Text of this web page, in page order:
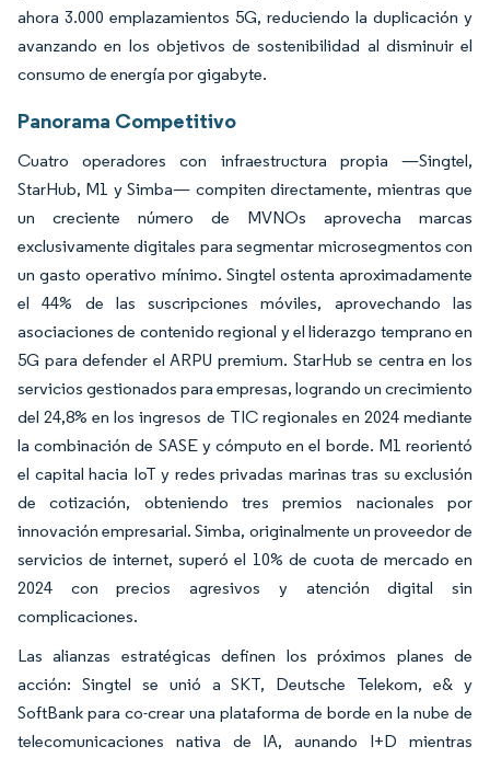
ahora 3.000 emplazamientos 5G, reduciendo la duplicación y
avanzando en los objetivos de sostenibilidad al disminuir el
consumo de energía por gigabyte.
Panorama Competitivo
Cuatro operadores con infraestructura propia —Singtel,
StarHub, M1 y Simba— compiten directamente, mientras que
un creciente número de MVNOs aprovecha marcas
exclusivamente digitales para segmentar microsegmentos con
un gasto operativo mínimo. Singtel ostenta aproximadamente
el 44% de las suscripciones móviles, aprovechando las
asociaciones de contenido regional y el liderazgo temprano en
5G para defender el ARPU premium. StarHub se centra en los
servicios gestionados para empresas, logrando un crecimiento
del 24,8% en los ingresos de TIC regionales en 2024 mediante
la combinación de SASE y cómputo en el borde. M1 reorientó
el capital hacia IoT y redes privadas marinas tras su exclusión
de cotización, obteniendo tres premios nacionales por
innovación empresarial. Simba, originalmente un proveedor de
servicios de internet, superó el 10% de cuota de mercado en
2024 con precios agresivos y atención digital sin
complicaciones.
Las alianzas estratégicas definen los próximos planes de
acción: Singtel se unió a SKT, Deutsche Telekom, e& y
SoftBank para co-crear una plataforma de borde en la nube de
telecomunicaciones nativa de IA, aunando I+D mientras